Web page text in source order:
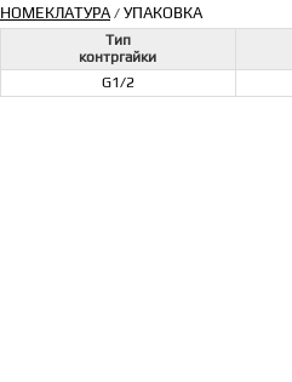
НОМЕКЛАТУРА/ УПАКОВКА
Тип
контргайки
G1/2